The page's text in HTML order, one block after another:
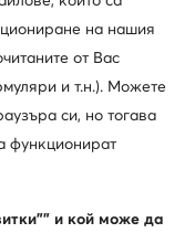
· Черен
на нашия
от Вас
и т.н.). Можете
си, но тогава
функционират
и кой може да